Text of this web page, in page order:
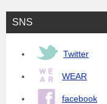
SNS
Twitter
WEAR
facebook